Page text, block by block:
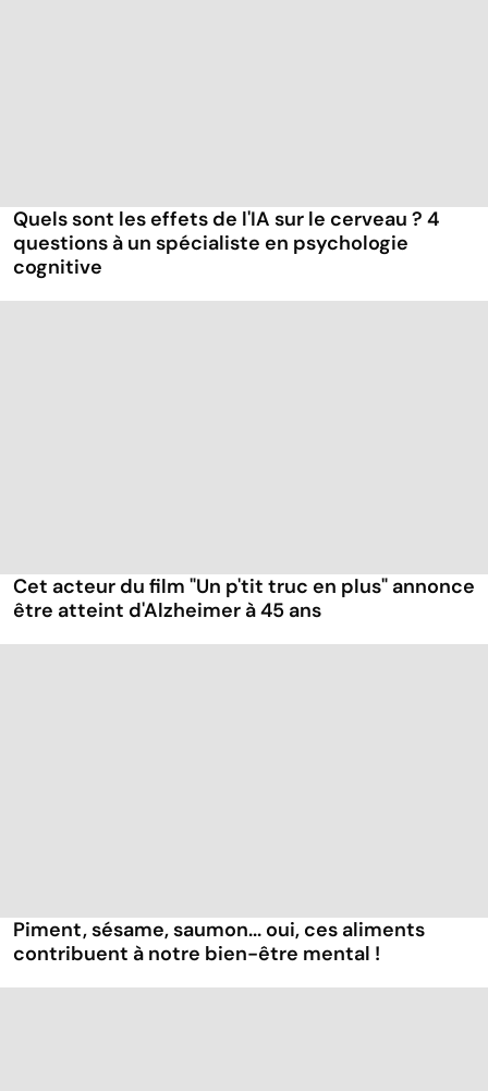
Quels sont les effets de l'IA sur le cerveau ? 4
questions à un spécialiste en psychologie
cognitive
Cet acteur du film "Un p'tit truc en plus" annonce
être atteint d'Alzheimer à 45 ans
Piment, sésame, saumon... oui, ces aliments
contribuent à notre bien-être mental !